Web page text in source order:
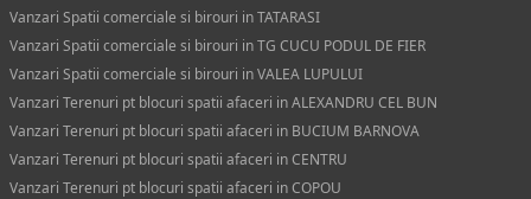
Vanzari Spatii comerciale si birouri in TATARASI
Vanzari Spatii comerciale si birouri in TG CUCU PODUL DE FIER
Vanzari Spatii comerciale si birouri in VALEA LUPULUI
Vanzari Terenuri pt blocuri spatii afaceri in ALEXANDRU CEL BUN
Vanzari Terenuri pt blocuri spatii afaceri in BUCIUM BARNOVA
Vanzari Terenuri pt blocuri spatii afaceri in CENTRU
Vanzari Terenuri pt blocuri spatii afaceri in COPOU